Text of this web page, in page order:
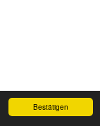
Bestätigen